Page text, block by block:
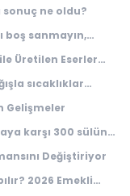
ne oldu?
boş sanmayın,
Üretilen Eserler
sıcaklıklar
Gelişmeler
karşı 300 sülün
Değiştiriyor
2026 Emekli